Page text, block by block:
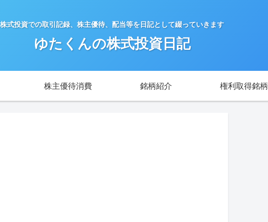
株式投資での取引記録、株主優待、配当等を日記として綴っていきます
ゆたくんの株式投資日記
株主優待消費 銘柄紹介 権利取得銘柄